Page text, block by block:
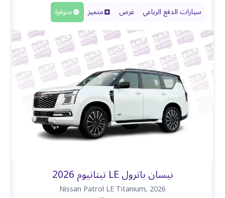
سيارات الدفع الرباعي عرض متميز متوفرة
نيسان باترول LE تيتانيوم 2026
Nissan Patrol LE Titanium,2026